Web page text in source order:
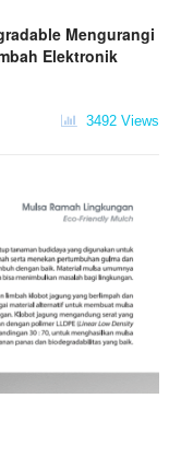
Mengurangi
Elektronik
3492 Views